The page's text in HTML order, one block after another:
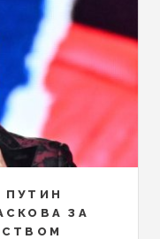
ЗА